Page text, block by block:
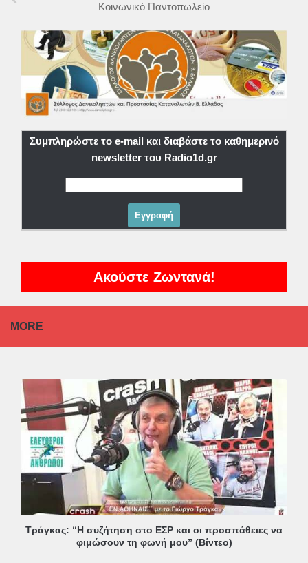
Κοινωνικό Παντοπωλείο
Συμπληρώστε το e-mail και διαβάστε το καθημερινό
newsletter του Radio1d.gr
Ακούστε Ζωντανά!
MORE
Τράγκας: “Η συζήτηση στο ΕΣΡ και οι προσπάθειες να
φιμώσουν τη φωνή μου” (Βίντεο)